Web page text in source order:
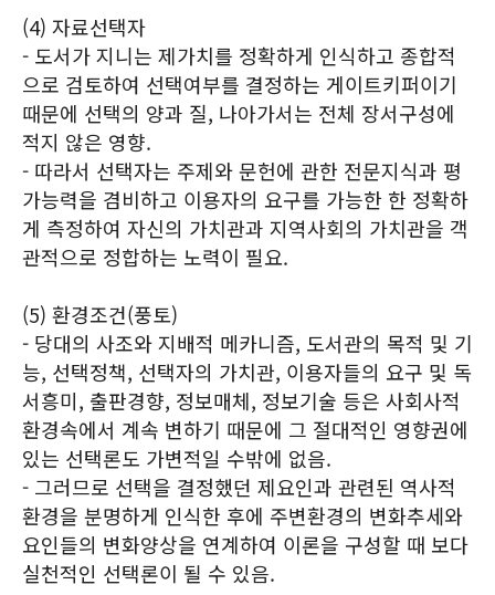
(4) 자료선택자
- 도서가 지니는 제가치를 정확하게 인식하고 종합적
으로 검토하여 선택여부를 결정하는 게이트키퍼이기
때문에 선택의 양과 질, 나아가서는 전체 장서구성에
적지 않은 영향.
- 따라서 선택자는 주제와 문헌에 관한 전문지식과 평
가능력을 겸비하고 이용자의 요구를 가능한 한 정확하
게 측정하여 자신의 가치관과 지역사회의 가치관을 객
관적으로 정합하는 노력이 필요.
(5) 환경조건(풍토)
- 당대의 사조와 지배적 메카니즘, 도서관의 목적 및 기
능, 선택정책, 선택자의 가치관, 이용자들의 요구 및 독
서흥미, 출판경향, 정보매체, 정보기술 등은 사회사적
환경속에서 계속 변하기 때문에 그 절대적인 영향권에
있는 선택론도 가변적일 수밖에 없음.
- 그러므로 선택을 결정했던 제요인과 관련된 역사적
환경을 분명하게 인식한 후에 주변환경의 변화추세와
요인들의 변화양상을 연계하여 이론을 구성할 때 보다
실천적인 선택론이 될 수 있음.